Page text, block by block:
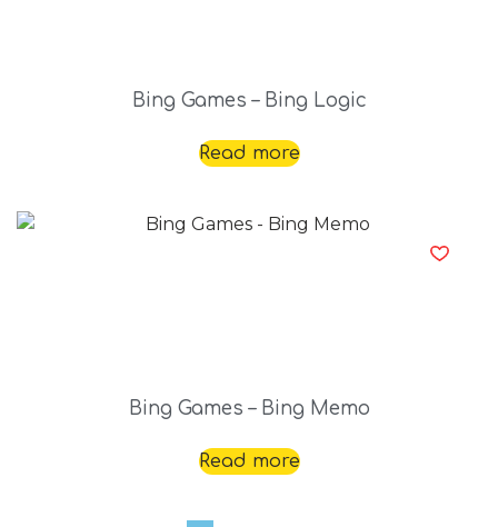
Bing Games – Bing Logic
Read more
Bing Games – Bing Memo
Read more